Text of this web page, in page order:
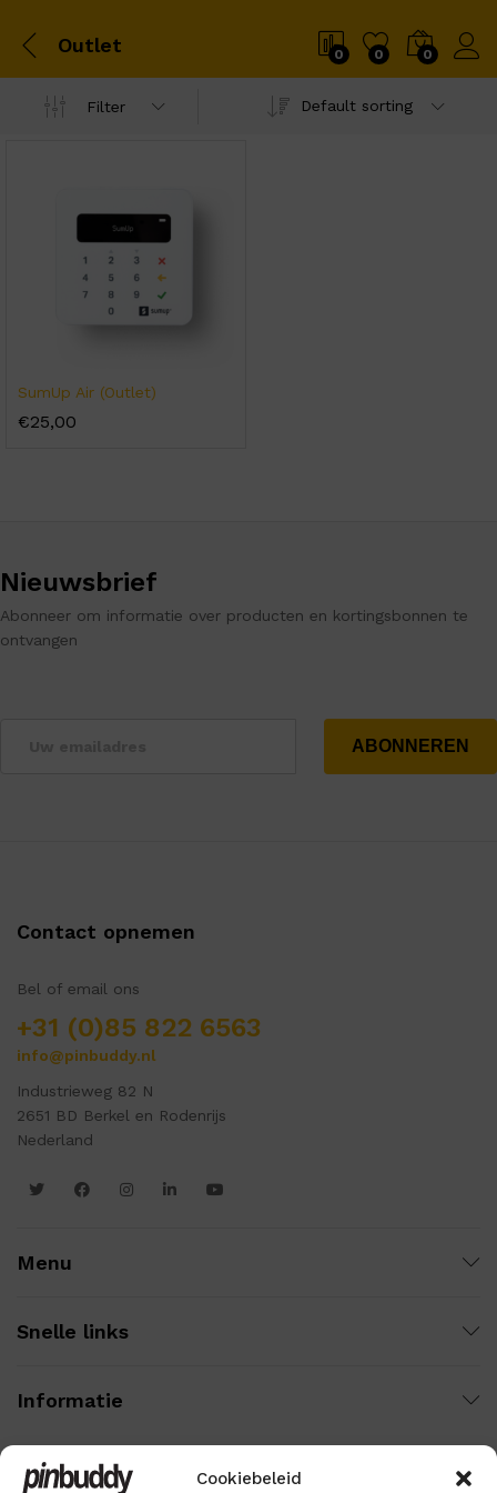
Cookiebeleid
Outlet 0 0 0
Filter Default sorting
SumUp Air (Outlet)
€25,00
Nieuwsbrief
Abonneer om informatie over producten en kortingsbonnen te
ontvangen
Contact opnemen
Bel of email ons
+31 (0)85 822 6563
info@pinbuddy.nl
Industrieweg 82 N
2651 BD Berkel en Rodenrijs
Nederland
Menu
Snelle links
Informatie